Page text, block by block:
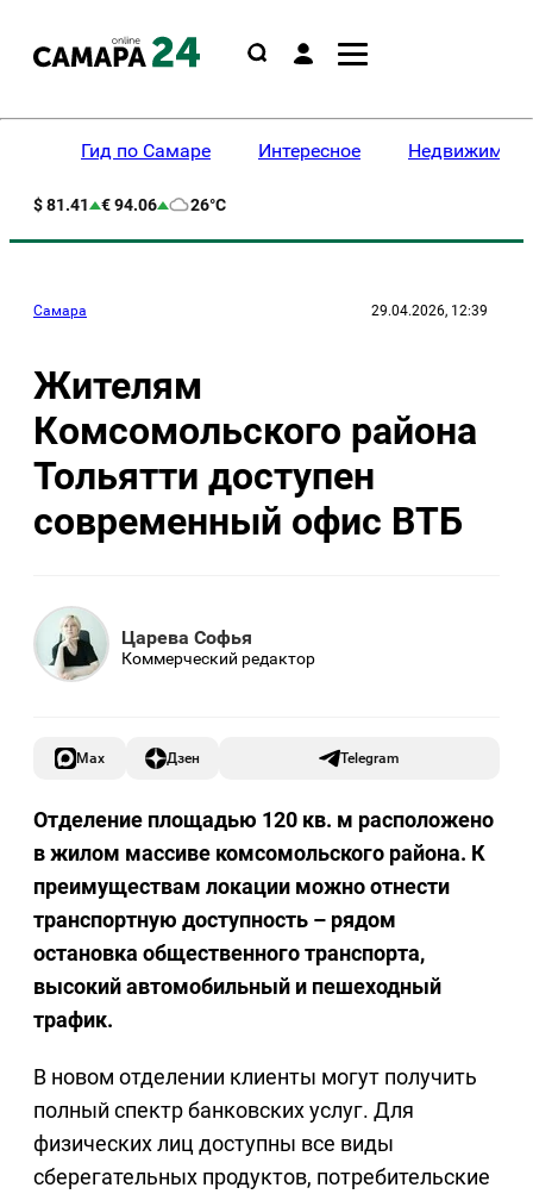
Гид по Самаре Интересное
$ 81.41 € 94.06 26°C
Самара 29.04.2026, 12:39
Жителям
Комсомольского района
Тольятти доступен
современный офис ВТБ
Царева Софья
Коммерческий редактор
Max Дзен Telegram
Отделение площадью 120 кв. м расположено
в жилом массиве комсомольского района. К
преимуществам локации можно отнести
транспортную доступность – рядом
остановка общественного транспорта,
высокий автомобильный и пешеходный
трафик.
В новом отделении клиенты могут получить
полный спектр банковских услуг. Для
физических лиц доступны все виды
сберегательных продуктов, потребительские